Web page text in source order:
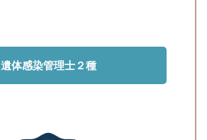
遺体感染管理士２種